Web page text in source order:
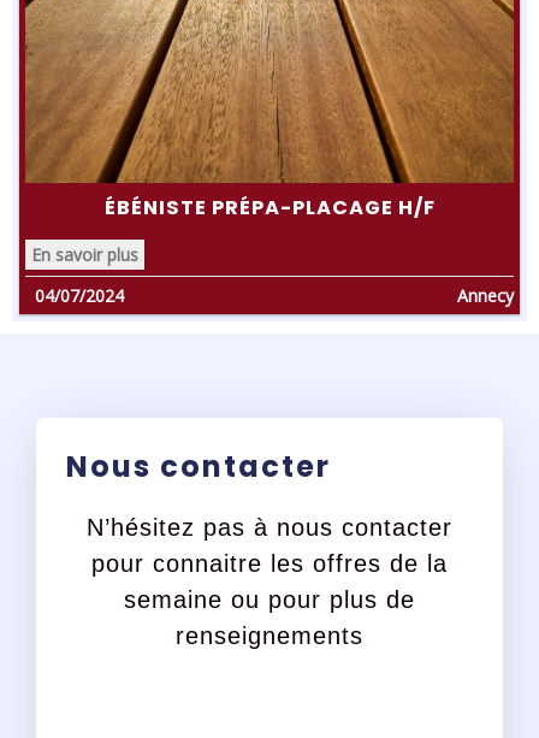
ÉBÉNISTE PRÉPA-PLACAGE H/F
En savoir plus
04/07/2024
Annecy
Nous contacter
N’hésitez pas à nous contacter
pour connaitre les offres de la
semaine ou pour plus de
renseignements